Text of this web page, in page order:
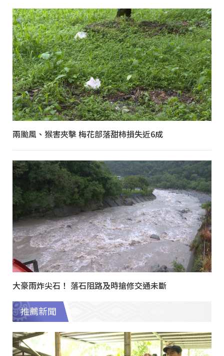
兩颱風、猴害夾擊 梅花部落甜柿損失近6成
大豪雨炸尖石！ 落石阻路及時搶修交通未斷
推薦新聞